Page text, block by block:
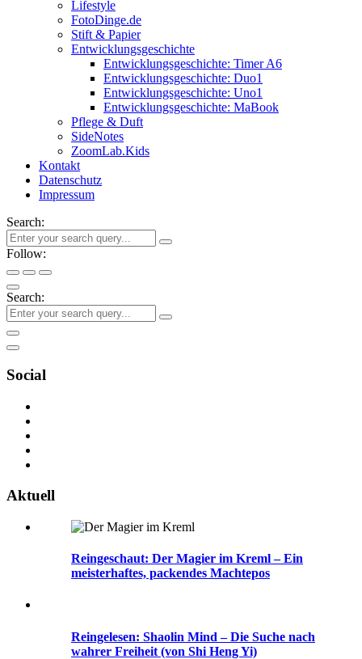
Lifestyle
FotoDinge.de
Stift & Papier
Entwicklungsgeschichte
Entwicklungsgeschichte: Timer A6
Entwicklungsgeschichte: Duo1
Entwicklungsgeschichte: Uno1
Entwicklungsgeschichte: MaBook
Pflege & Duft
SideNotes
ZoomLab.Kids
Kontakt
Datenschutz
Impressum
Search:
Follow:
Search:
Social
Aktuell
Reingeschaut: Der Magier im Kreml – Ein
meisterhaftes, packendes Machtepos
Reingelesen: Shaolin Mind – Die Suche nach
wahrer Freiheit (von Shi Heng Yi)